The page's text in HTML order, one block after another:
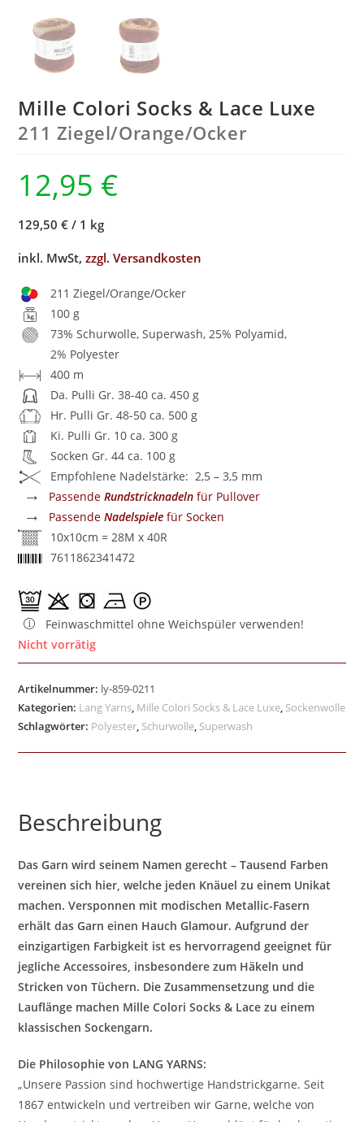
Mille Colori Socks & Lace Luxe
211 Ziegel/Orange/Ocker
12,95 €
129,50 € / 1 kg
inkl. MwSt,zzgl. Versandkosten
211 Ziegel/Orange/Ocker
100 g
73% Schurwolle, Superwash, 25% Polyamid,
2% Polyester
400 m
Da. Pulli Gr. 38-40 ca. 450 g
Hr. Pulli Gr. 48-50 ca. 500 g
Ki. Pulli Gr. 10 ca. 300 g
Socken Gr. 44 ca. 100 g
Empfohlene Nadelstärke: 2,5 – 3,5 mm
→ PassendeRundstricknadeln für Pullover
→ PassendeNadelspiele für Socken
10x10cm = 28M x 40R
7611862341472
Feinwaschmittel ohne Weichspüler verwenden!
Nicht vorrätig
Artikelnummer: ly-859-0211
Kategorien: Lang Yarns Mille Colori Socks & Lace Luxe Sockenwolle
Schlagwörter: Polyester Schurwolle Superwash
Beschreibung
Das Garn wird seinem Namen gerecht – Tausend Farben
vereinen sich hier, welche jeden Knäuel zu einem Unikat
machen. Versponnen mit modischen Metallic-Fasern
erhält das Garn einen Hauch Glamour. Aufgrund der
einzigartigen Farbigkeit ist es hervorragend geeignet für
jegliche Accessoires, insbesondere zum Häkeln und
Stricken von Tüchern. Die Zusammensetzung und die
Lauflänge machen Mille Colori Socks & Lace zu einem
klassischen Sockengarn.
Die Philosophie von LANG YARNS:
„Unsere Passion sind hochwertige Handstrickgarne. Seit
1867 entwickeln und vertreiben wir Garne, welche von